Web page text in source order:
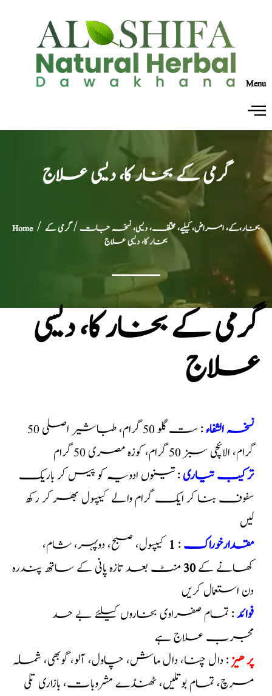
Menu
گرمی کے بخار کا، دیسی علاج
Home/ بخار،کے، امراض، کیلیے، مختلف، دیسی، نسخہ جات / گرمی کے
بخار کا، دیسی علاج
گرمی کے بخار کا، دیسی
علاج
نسخہ الشفاء
: ست گلو 50 گرام، طباشیر اصلی 50
گرام، الائچی سبز 50 گرام، کوزہ مصری 50 گرام
ترکیب تیاری: تینوں ادویہ کو پیس کر باریک
سفوف بنا کر ایک گرام والے کیپسول بھر کر رکھ
لیں
مقدارخوراک:
1 کیپسول، صبح، دوپہر، شام،
کھانے کے30منٹ بعد تازہ پانی کے ساتھ پندرہ
دن استعمال کریں
فوائد: تمام صفراوی بخاروں کیلئے بے حد
مجرب علاج ہے
پر ھیز: دال چنا، دال ماش، چاول، آلو، گوبھی، شملہ
مرچ، تمام بوتلیں، ٹھنڈے مشروبات، بازاری تلی